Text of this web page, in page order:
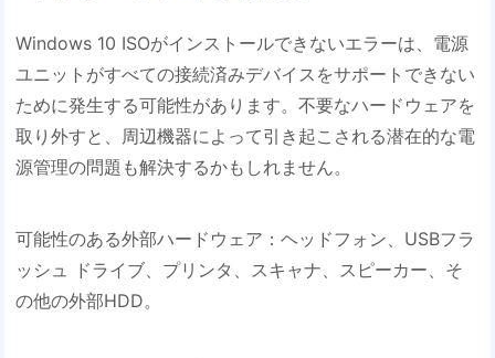
Windows 10 ISOがインストールできないエラーは、電源
ユニットがすべての接続済みデバイスをサポートできない
ために発生する可能性があります。不要なハードウェアを
取り外すと、周辺機器によって引き起こされる潜在的な電
源管理の問題も解決するかもしれません。
可能性のある外部ハードウェア：ヘッドフォン、USBフラ
ッシュ ドライブ、プリンタ、スキャナ、スピーカー、そ
の他の外部HDD。